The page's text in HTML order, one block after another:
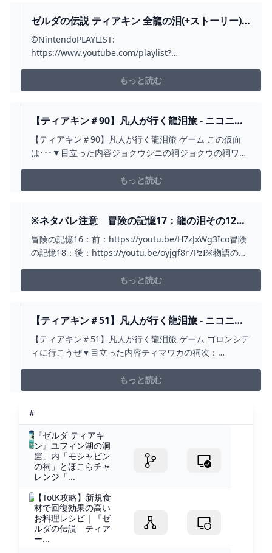
ゼルダの伝説 ティアキン 全龍の泪(+ストーリー)集
& マスターソードGET (ネタバレ有) - YOUTUBE
©NintendoPLAYLIST:
https://www.youtube.com/playlist?
Legend of Zelda Tears of the Kingdomゼルダの伝説 テ
ィアーズ オブ ザ キングダムZel...
もっと読む
【ティアキン＃90】凡人が行く龍泪旅 - ニコニコ
動画
【ティアキン＃90】凡人が行く龍泪旅 ゲーム この仮面
は･･･▼目立った内容ジョクウシニの祠ジョクウの祠ワッ
もっと読む
※ネタバレ注意 冒険の記憶17：龍の泪その12イ
ベントムービー「龍の泪 」 #ティアキン #イベン
ト #ゼルダの伝説 #ゼルダの伝説ティアーズオブ
冒険の記憶16：前：https://youtu.be/H7zJxWg3Ico冒険
の記憶18：後：https://youtu.be/oyjgf8r7PzI※物語の根
キンの冒険の記憶17：龍の泪その12イベントムービー
「龍の泪」ゼルダ声優：嶋村侑（しまむらゆう）ミネル...
もっと読む
【ティアキン＃51】凡人が行く龍泪旅 - ニコニコ
動画
【ティアキン＃51】凡人が行く龍泪旅 ゲーム ゴロンシテ
ィに行こうぜ▼目立った内容ティマワカの祠次：
もっと読む
#
『ゼルダ ティアキ
ン』ユフィン湖の洞
窟」内「モシャピン
の祠」とほこらチャ
レンジ「...
【TotK攻略】新規食
材で回復効果の高い
お料理レシピ｜『ゼ
ルダの伝説 ティア
ー...